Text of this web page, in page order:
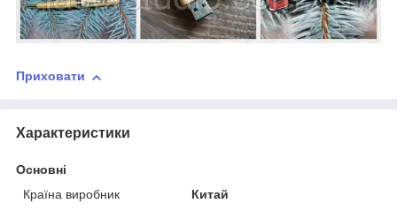
Приховати
Характеристики
Основні
Країна виробник
Китай